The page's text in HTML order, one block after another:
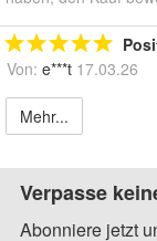
Von: e***t 17.03.26
Mehr...
Verpasse
Abonniere jetzt